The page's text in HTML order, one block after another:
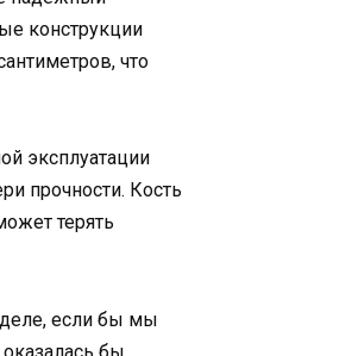
конструкции
что
эксплуатации
прочности. Кость
терять
если бы мы
бы